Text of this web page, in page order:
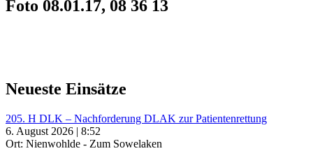
Foto 08.01.17, 08 36 13
Neueste Einsätze
205. H DLK – Nachforderung DLAK zur Patientenrettung
6. August 2026 | 8:52
Ort: Nienwohlde - Zum Sowelaken